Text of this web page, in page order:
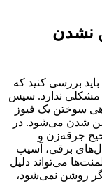
نشدن
بررسی کنید که
مشکلی ندارد. سپس
سوختن یک فیوز
شدن می‌شود. در
جرقه‌زن و
برقی، آسیب
می‌تواند دلیل
روشن نمی‌شود،